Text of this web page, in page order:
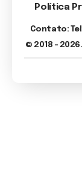
Política
Contato:
© 2018 -